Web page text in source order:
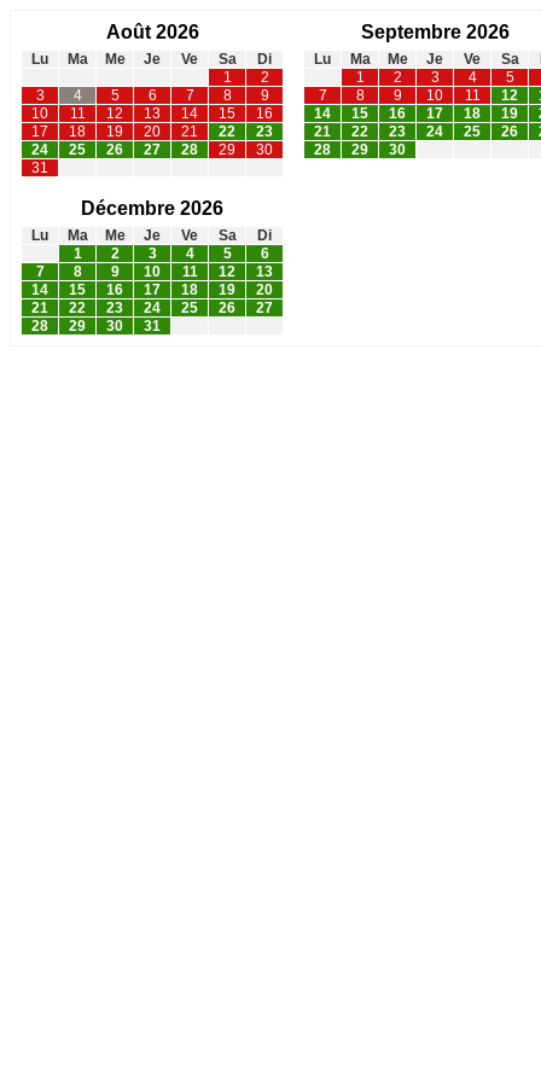
Août 2026
Lu Ma Me Je Ve Sa
Di
1
2
3
4 5 6 7 8
9
10
11 12 13 14 15
16
17
18 19 20 21 22
23
24
25 26 27 28 29
30
31
Septembre 2026
Lu Ma Me Je Ve Sa
1
2 3 4
5
7
8 9 10 11 12
14
15 16 17 18 19
21
22 23 24 25 26
28
29 30
Décembre 2026
Lu Ma Me Je Ve Sa
Di
1
2 3 4 5
6
7
8 9 10 11 12
13
14
15 16 17 18 19
20
21
22 23 24 25 26
27
28
29 30 31